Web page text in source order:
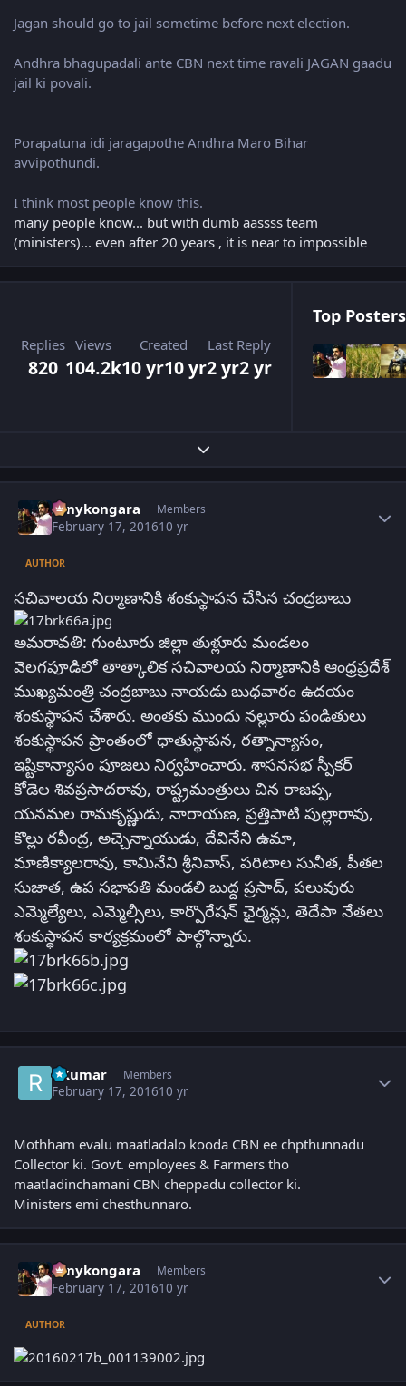
Jagan should go to jail sometime before next election.
Andhra bhagupadali ante CBN next time ravali JAGAN gaadu
jail ki povali.
Porapatuna idi jaragapothe Andhra Maro Bihar
avvipothundi.
I think most people know this.
many people know... but with dumb aassss team
(ministers)... even after 20 years , it is near to impossible
Replies
820
Views
104.2k
Created
10 yr10 yr
Last Reply
2 yr2 yr
Top
Expand topic overview
sonykongara Members
February 17, 201610 yr
AUTHOR
సచివాలయ నిర్మాణానికి శంకుస్థాపన చేసిన చంద్రబాబు
అమరావతి: గుంటూరు జిల్లా తుళ్లూరు మండలం
వెలగపూడిలో తాత్కాలిక సచివాలయ నిర్మాణానికి ఆంధ్రప్రదేశ్‌
ముఖ్యమంత్రి చంద్రబాబు నాయడు బుధవారం ఉదయం
శంకుస్థాపన చేశారు. అంతకు ముందు నల్లూరు పండితులు
శంకుస్థాపన ప్రాంతంలో ధాతుస్థాపన, రత్నాన్యాసం,
ఇష్టికాన్యాసం పూజలు నిర్వహించారు. శాసనసభ స్పీకర్‌
కోడెల శివప్రసాదరావు, రాష్ట్రమంత్రులు చిన రాజప్ప,
యనమల రామకృష్ణుడు, నారాయణ, ప్రత్తిపాటి పుల్లారావు,
కొల్లు రవీంద్ర, అచ్చెన్నాయుడు, దేవినేని ఉమా,
మాణిక్యాలరావు, కామినేని శ్రీనివాస్‌, పరిటాల సునీత, పీతల
సుజాత, ఉప సభాపతి మండలి బుద్ద ప్రసాద్‌, పలువురు
ఎమ్మెల్యేలు, ఎమ్మెల్సీలు, కార్పొరేషన్‌ ఛైర్మన్లు, తెదేపా నేతలు
శంకుస్థాపన కార్యక్రమంలో పాల్గొన్నారు.
RKumar Members
February 17, 201610 yr
Mothham evalu maatladalo kooda CBN ee chpthunnadu
Collector ki. Govt. employees & Farmers tho
maatladinchamani CBN cheppadu collector ki.
Ministers emi chesthunnaro.
sonykongara Members
February 17, 201610 yr
AUTHOR